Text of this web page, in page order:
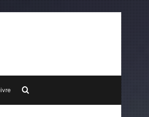
Rechercher